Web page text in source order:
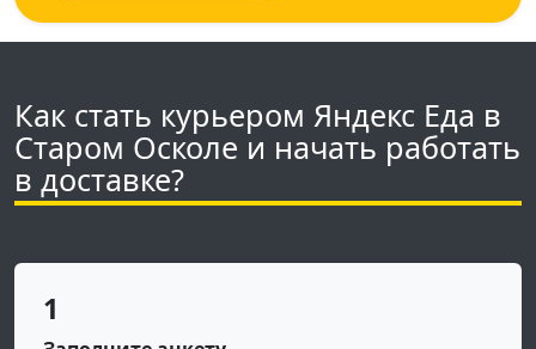
Как стать курьером Яндекс Еда в
Старом Осколе и начать работать
в доставке?
1